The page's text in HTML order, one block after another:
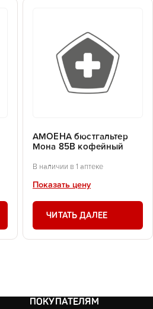
АМОЕНА бюстгальтер
Мона 85В кофейный
В наличии в 1 аптеке
Показать цену
ЧИТАТЬ ДАЛЕЕ
ПОКУПАТЕЛЯМ